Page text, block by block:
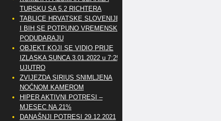
TURSKU SA 5.2 RICHTERA
TABLICE HRVATSKE SLOVENIJE
I BIH SE POTPUNO VREMENSKI
PODUDARAJU
OBJEKT KOJI SE VIDIO PRIJE
IZLASKA SUNCA 3.01.2022 u 7:25
UJUTRO
ZVIJEZDA SIRIUS SNIMLJENA
NOĆNOM KAMEROM
HIPER AKTIVNI POTRESI –
MJESEC NA 21%
DANAŠNJI POTRESI 29.12.2021